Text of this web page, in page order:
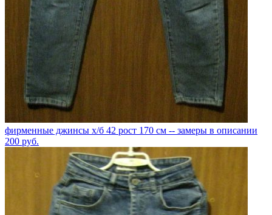
фирменные джинсы х/б 42 рост 170 см -- замеры в описании
200 руб.